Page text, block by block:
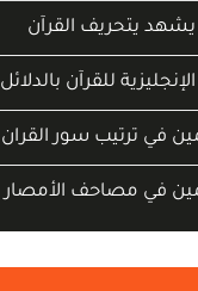
يتحريف القرآن
للقرآن بالدلائل
في ترتيب سور القران
في مصاحف الأمصار